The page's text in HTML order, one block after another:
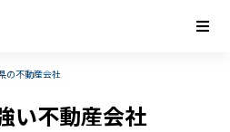
の不動産会社
い不動産会社